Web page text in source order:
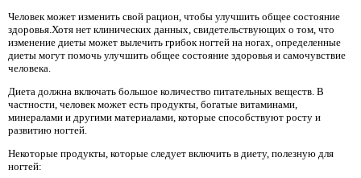
Человек может изменить свой рацион, чтобы улучшить общее состояние
здоровья.Хотя нет клинических данных, свидетельствующих о том, что
изменение диеты может вылечить грибок ногтей на ногах, определенные
диеты могут помочь улучшить общее состояние здоровья и самочувствие
человека.
Диета должна включать большое количество питательных веществ. В
частности, человек может есть продукты, богатые витаминами,
минералами и другими материалами, которые способствуют росту и
развитию ногтей.
Некоторые продукты, которые следует включить в диету, полезную для
ногтей: